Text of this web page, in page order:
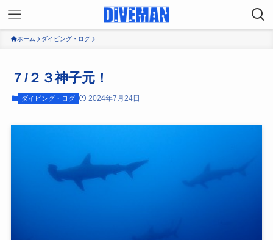
ホーム ダイビング・ログ
７/２３神子元！
ダイビング・ログ 2024年7月24日